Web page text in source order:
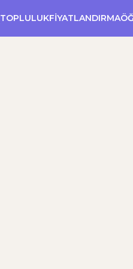
TOPLULUKFIYATLANDIRMA